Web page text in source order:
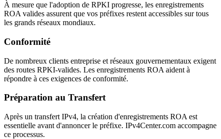
À mesure que l'adoption de RPKI progresse, les enregistrements
ROA valides assurent que vos préfixes restent accessibles sur tous
les grands réseaux mondiaux.
Conformité
De nombreux clients entreprise et réseaux gouvernementaux exigent
des routes RPKI-valides. Les enregistrements ROA aident à
répondre à ces exigences de conformité.
Préparation au Transfert
Après un transfert IPv4, la création d'enregistrements ROA est
essentielle avant d'annoncer le préfixe. IPv4Center.com accompagne
ce processus.